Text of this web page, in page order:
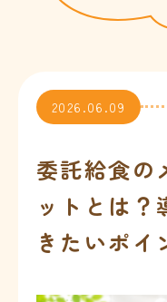
2026.06.09
委託給食の
ットとは？
きたいポイ